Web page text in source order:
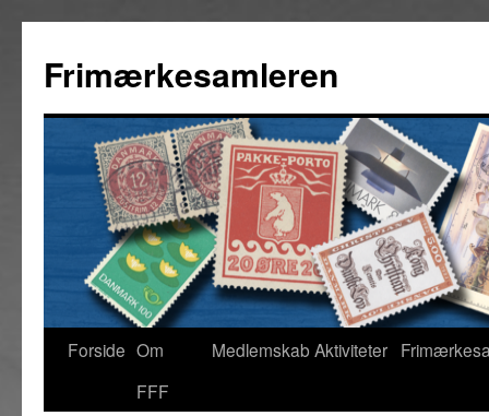
indhold
Frimærkesamleren
Forside Om
FFF
Medlemskab Aktiviteter